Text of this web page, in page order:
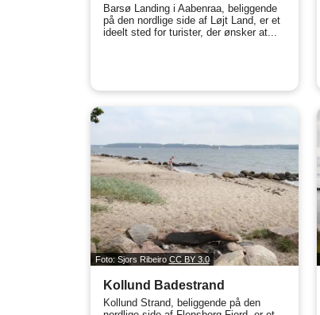
Barsø Landing i Aabenraa, beliggende
på den nordlige side af Løjt Land, er et
ideelt sted for turister, der ønsker at...
Foto: Sjors Ribeiro CC BY 3.0
Kollund Badestrand
Kollund Strand, beliggende på den